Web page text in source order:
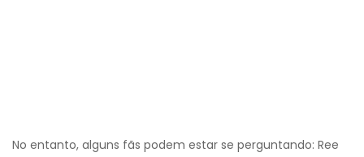
No entanto, alguns fãs podem estar se perguntando: Ree